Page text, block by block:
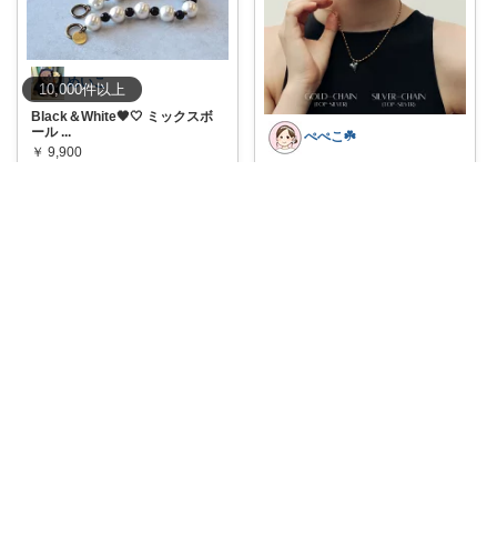
10,000件以上
めいこ
Black＆White🖤🤍 ミックスボ
ール ...
￥ 9,900
ぺぺこ☘️